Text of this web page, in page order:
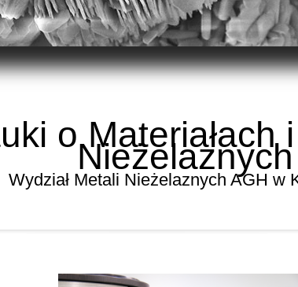
o Materiałach
Nieżelaznych
Wydział Metali Nieżelaznych AGH w